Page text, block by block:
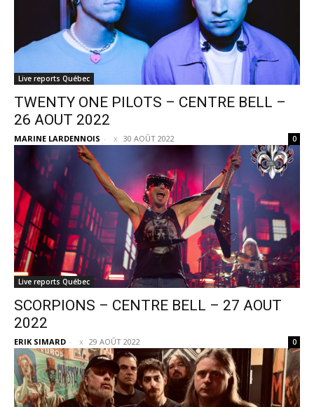
Live reports Québec
TWENTY ONE PILOTS – CENTRE BELL –
26 AOUT 2022
MARINE LARDENNOIS - 30 AOÛT 2022 0
Live reports Québec
SCORPIONS – CENTRE BELL – 27 AOUT
2022
ERIK SIMARD - 29 AOÛT 2022 0